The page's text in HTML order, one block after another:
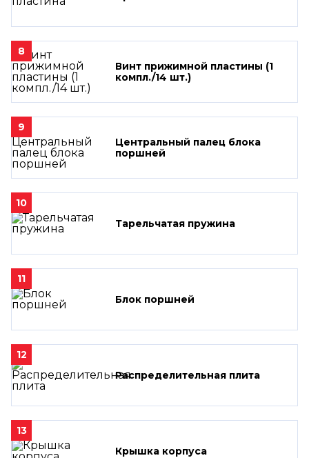
8
Винт прижимной пластины (1
компл./14 шт.)
9
Центральный палец блока
поршней
10
Тарельчатая пружина
11
Блок поршней
12
Распределительная плита
13
Крышка корпуса